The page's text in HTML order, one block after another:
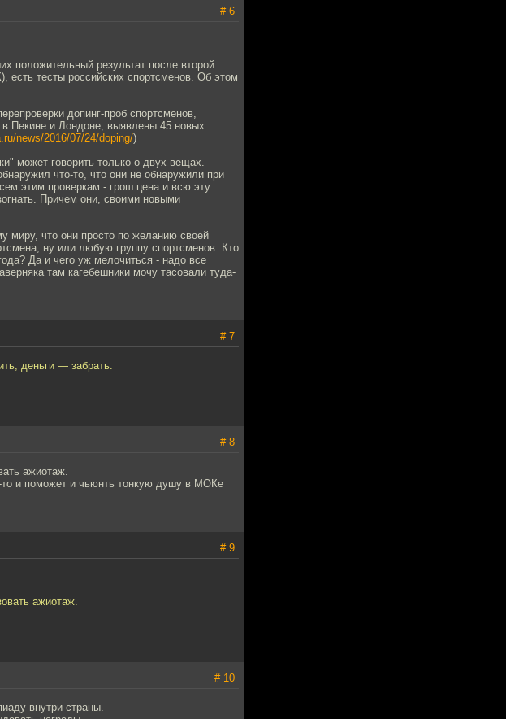
# 6
положительный результат после второй
есть тесты российских спортсменов. Об этом
допинг-проб спортсменов,
в Пекине и Лондоне, выявлены 45 новых
news/2016/07/24/doping/)
может говорить только о двух вещах.
что-то, что они не обнаружили при
этим проверкам - грош цена и всю эту
Причем они, своими новыми
миру, что они просто по желанию своей
ну или любую группу спортсменов. Кто
Да и чего уж мелочиться - надо все
там кагебешники мочу тасовали туда-
# 7
деньги — забрать.
# 8
ажиотаж.
то и поможет и чьюнть тонкую душу в МОКе
# 9
ажиотаж.
# 10
внутри страны.